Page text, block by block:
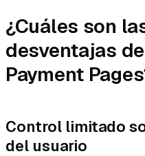
¿Cuáles son
desventajas
Payment
Control limitado
del usuario